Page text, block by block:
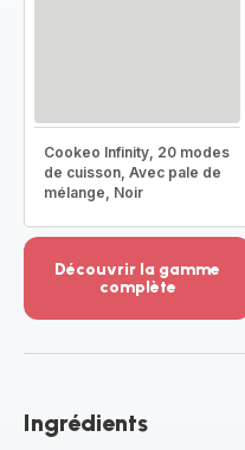
Cookeo Infinity, 20 modes
de cuisson, Avec pale de
mélange, Noir
Découvrir la gamme
complète
-
gamme
Ingrédients